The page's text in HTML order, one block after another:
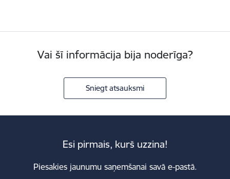
Vai šī informācija bija noderīga?
Sniegt atsauksmi
Esi pirmais, kurš uzzina!
Piesakies jaunumu saņemšanai savā e-pastā.